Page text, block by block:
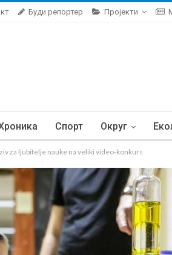
Буди репортер Пројекти
Спорт Округ
za ljubitelje nauke na veliki video-konkurs